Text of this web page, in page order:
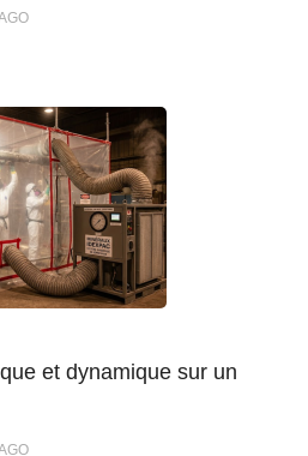
et dynamique sur un